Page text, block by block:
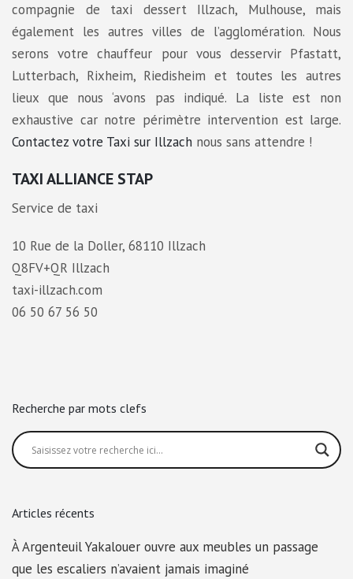
compagnie de taxi dessert Illzach, Mulhouse, mais
également les autres villes de l’agglomération. Nous
serons votre chauffeur pour vous desservir Pfastatt,
Lutterbach, Rixheim, Riedisheim et toutes les autres
lieux que nous ‘avons pas indiqué. La liste est non
exhaustive car notre périmètre intervention est large.
Contactez votre Taxi sur Illzach nous sans attendre !
TAXI ALLIANCE STAP
Service de taxi
10 Rue de la Doller, 68110 Illzach
Q8FV+QR Illzach
taxi-illzach.com
06 50 67 56 50
Recherche par mots clefs
Articles récents
À Argenteuil Yakalouer ouvre aux meubles un passage
que les escaliers n’avaient jamais imaginé